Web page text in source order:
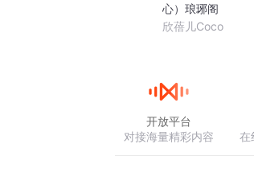
心）琅琊阁
欣蓓儿Coco
开放平台
对接海量精彩内容
在